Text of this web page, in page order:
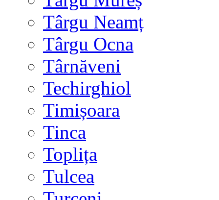
Târgu Neamț
Târgu Ocna
Târnăveni
Techirghiol
Timișoara
Tinca
Toplița
Tulcea